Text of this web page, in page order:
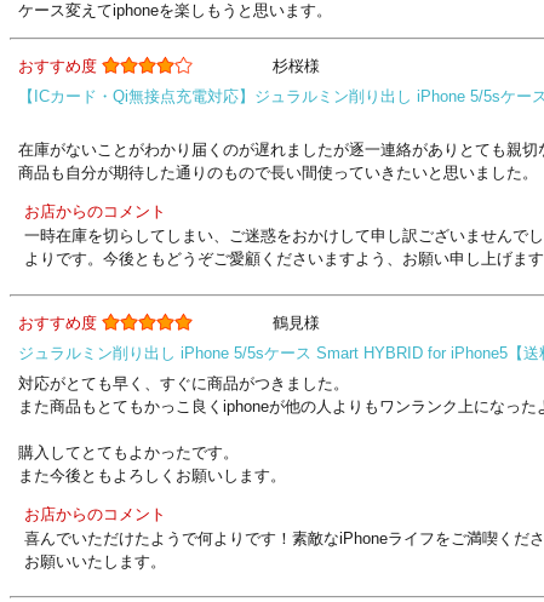
ケース変えてiphoneを楽しもうと思います。
おすすめ度 杉桜様
【ICカード・Qi無接点充電対応】ジュラルミン削り出し iPhone 5/5sケー
在庫がないことがわかり届くのが遅れましたが逐一連絡がありとても親切
商品も自分が期待した通りのもので長い間使っていきたいと思いました。
お店からのコメント
一時在庫を切らしてしまい、ご迷惑をおかけして申し訳ございませんで
よりです。今後ともどうぞご愛顧くださいますよう、お願い申し上げます
おすすめ度 鶴見様
ジュラルミン削り出し iPhone 5/5sケース Smart HYBRID for iPhone5【送
対応がとても早く、すぐに商品がつきました。
また商品もとてもかっこ良くiphoneが他の人よりもワンランク上になった
購入してとてもよかったです。
また今後ともよろしくお願いします。
お店からのコメント
喜んでいただけたようで何よりです！素敵なiPhoneライフをご満喫くだ
お願いいたします。